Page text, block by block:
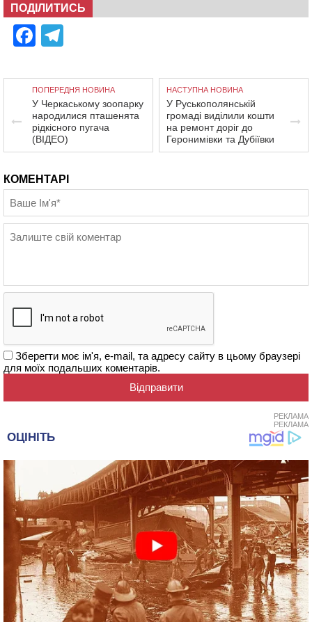
ПОДІЛИТИСЬ
Facebook
ПОПЕРЕДНЯ НОВИНА
У Черкаському зоопарку
народилися пташенята
рідкісного пугача
(ВІДЕО)
НАСТУПНА НОВИНА
У Руськополянській
громаді виділили кошти
на ремонт доріг до
Геронимівки та Дубіївки
КОМЕНТАРІ
Зберегти моє ім'я, e-mail, та адресу сайту в цьому браузері
для моїх подальших коментарів.
РЕКЛАМА
РЕКЛАМА